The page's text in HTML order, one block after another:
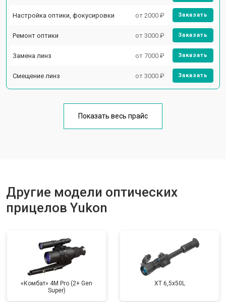
Настройка оптики, фокусировки от 2000 ₽ Заказать
Ремонт оптики от 3000 ₽ Заказать
Замена линз от 7000 ₽ Заказать
Смещение линз от 3000 ₽ Заказать
Показать весь прайс
Другие модели оптических
прицелов Yukon
«Комбат» 4M Pro (2+ Gen
Super)
XT 6,5x50L